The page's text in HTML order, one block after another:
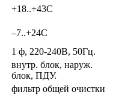
+18..+43С
–7..+24С
1 ф, 220-240В, 50Гц.
внутр. блок, наруж.
блок, ПДУ.
фильтр общей очистки